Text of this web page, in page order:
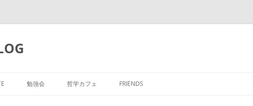
勉強会 哲学カフェ FRIENDS